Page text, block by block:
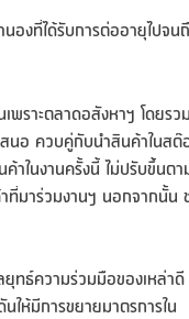
องที่ได้รับการต่ออายุไปจน
ราะตลาดอสังหาฯ โดยรว
นอ ควบคู่กับนำสินค้าในสต๊
าในงานครั้งนี้ ไม่ปรับขึ้นตา
ที่มาร่วมงานฯ นอกจากนั้น
ยุทธ์ความร่วมมือของเหล่าดี
ให้มีการขยายมาตรการใน